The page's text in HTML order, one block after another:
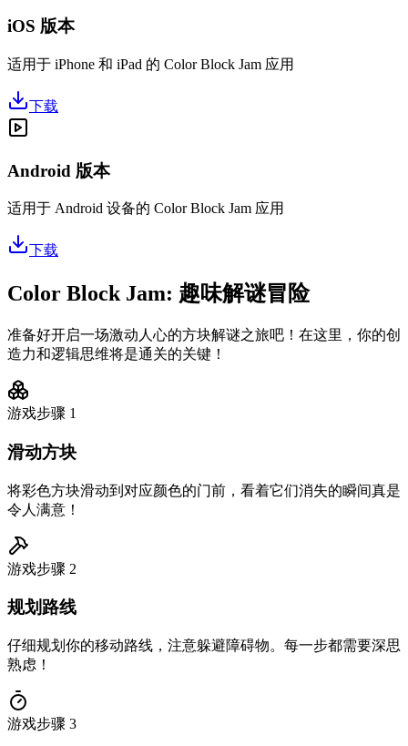
iOS 版本
适用于 iPhone 和 iPad 的 Color Block Jam 应用
下载
Android 版本
适用于 Android 设备的 Color Block Jam 应用
下载
Color Block Jam: 趣味解谜冒险
准备好开启一场激动人心的方块解谜之旅吧！在这里，你的创
造力和逻辑思维将是通关的关键！
游戏步骤 1
滑动方块
将彩色方块滑动到对应颜色的门前，看着它们消失的瞬间真是
令人满意！
游戏步骤 2
规划路线
仔细规划你的移动路线，注意躲避障碍物。每一步都需要深思
熟虑！
游戏步骤 3